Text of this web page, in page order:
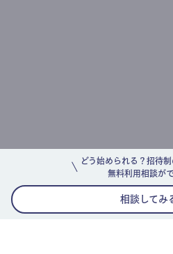
どう始められる？招待
無料利用相談がで
相談してみ